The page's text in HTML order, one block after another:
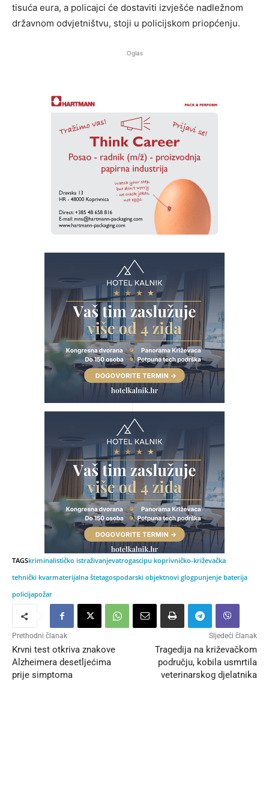
tisuća eura, a policajci će dostaviti izvješće nadležnom
državnom odvjetništvu, stoji u policijskom priopćenju.
Oglas
TAGSkriminalističko istraživanjevatrogascipu koprivničko-križevačka
tehnički kvarmaterijalna štetagospodarski objektnovi glogpunjenje baterija
policijapožar
Prethodni članak
Krvni test otkriva znakove
Alzheimera desetljećima
prije simptoma
Sljedeći članak
Tragedija na križevačkom
području, kobila usmrtila
veterinarskog djelatnika